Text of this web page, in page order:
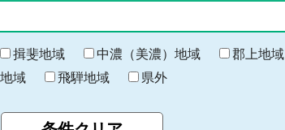
揖斐地域 中濃（美濃）地域
郡上地域
域 飛騨地域 県外